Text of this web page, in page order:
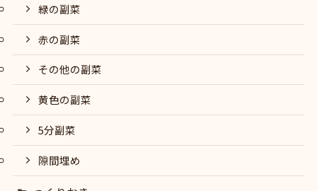
緑の副菜
赤の副菜
その他の副菜
黄色の副菜
5分副菜
隙間埋め